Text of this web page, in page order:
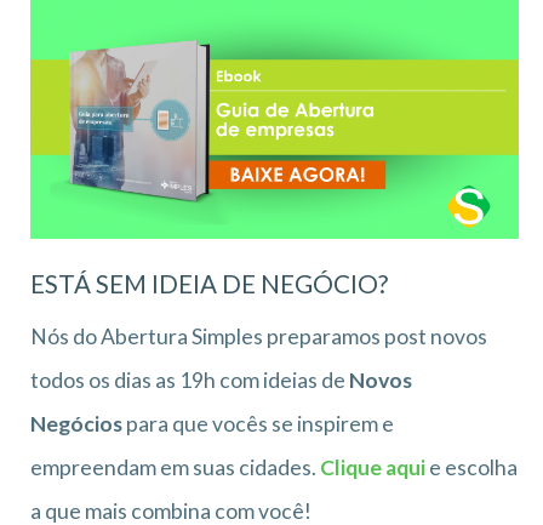
ESTÁ SEM IDEIA DE NEGÓCIO?
Nós do Abertura Simples preparamos post novos
todos os dias as 19h com ideias de Novos
Negóciospara que vocês se inspirem e
empreendam em suas cidades. Clique aquie escolha
a que mais combina com você!